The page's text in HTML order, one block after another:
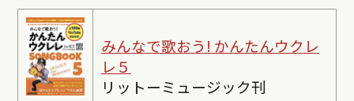
みんなで歌おう! かんたんウクレ
レ５
リットーミュージック刊